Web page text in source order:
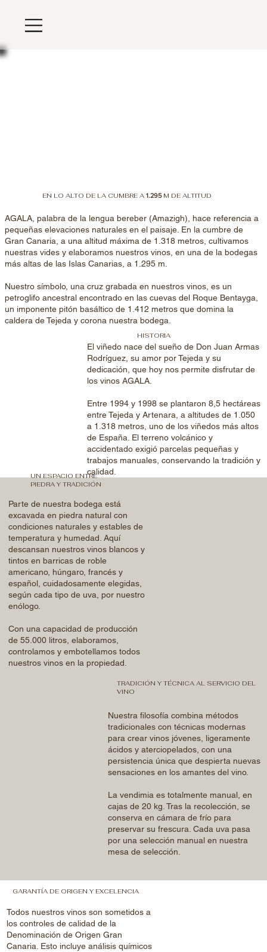
EN LO ALTO DE LA CUMBRE A 1.295 M DE ALTITUD
AGALA, palabra de la lengua bereber (Amazigh), hace referencia a
pequeñas elevaciones naturales en el paisaje. En la cumbre de
Gran Canaria, a una altitud máxima de 1.318 metros, cultivamos
nuestras vides y elaboramos nuestros vinos, en una de la bodegas
más altas de las Islas Canarias, a 1.295 m.
Nuestro símbolo, una cruz grabada en nuestros vinos, es un
petroglifo ancestral encontrado en las cuevas del Roque Bentayga,
un imponente pitón basáltico de 1.412 metros que domina la
caldera de Tejeda y corona nuestra bodega.
El viñedo nace del sueño de Don Juan Armas
Rodríguez, su amor por Tejeda y su
dedicación, que hoy nos permite disfrutar de
los vinos AGALA.
Entre 1994 y 1998 se plantaron 8,5 hectáreas
entre Tejeda y Artenara, a altitudes de 1.050
a 1.318 metros, uno de los viñedos más altos
de España. El terreno volcánico y
accidentado exigió parcelas pequeñas y
trabajos manuales, conservando la tradición y
calidad.
HISTORIA
Todos nuestros vinos son sometidos a
los controles de calidad de la
Denominación de Origen Gran
Canaria. Esto incluye análisis químicos
GARANTÍA DE ORIGEN Y EXCELENCIA
UN ESPACIO ENTRE
PIEDRA Y TRADICIÓN
Parte de nuestra bodega está
excavada en piedra natural con
condiciones naturales y estables de
temperatura y humedad. Aquí
descansan nuestros vinos blancos y
tintos en barricas de roble
americano, húngaro, francés y
español, cuidadosamente elegidas,
según cada tipo de uva, por nuestro
enólogo.
Con una capacidad de producción
de 55.000 litros, elaboramos,
controlamos y embotellamos todos
nuestros vinos en la propiedad.
Nuestra filosofía combina métodos
tradicionales con técnicas modernas
para crear vinos jóvenes, ligeramente
ácidos y aterciopelados, con una
persistencia única que despierta nuevas
sensaciones en los amantes del vino.
La vendimia es totalmente manual, en
cajas de 20 kg. Tras la recolección, se
conserva en cámara de frío para
preservar su frescura. Cada uva pasa
por una selección manual en nuestra
mesa de selección.
TRADICIÓN Y TÉCNICA AL SERVICIO DEL
VINO